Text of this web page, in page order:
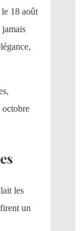
18 août
jamais
octobre
les
un